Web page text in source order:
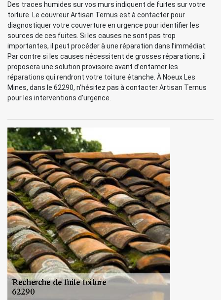
Des traces humides sur vos murs indiquent de fuites sur votre
toiture. Le couvreur Artisan Ternus est à contacter pour
diagnostiquer votre couverture en urgence pour identifier les
sources de ces fuites. Si les causes ne sont pas trop
importantes, il peut procéder à une réparation dans l’immédiat.
Par contre si les causes nécessitent de grosses réparations, il
proposera une solution provisoire avant d’entamer les
réparations qui rendront votre toiture étanche. À Noeux Les
Mines, dans le 62290, n’hésitez pas à contacter Artisan Ternus
pour les interventions d’urgence.